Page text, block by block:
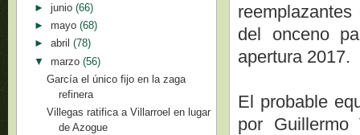
del onceno
apertura 2017.
El probable
por Guillermo
► junio (66)
► mayo (68)
► abril (78)
▼ marzo (56)
García el único fijo en la zaga
refinera
Villegas ratifica a Villarroel en lugar
de Azogue